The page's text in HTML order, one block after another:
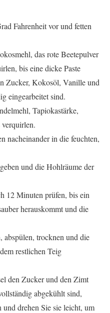
Fahrenheit vor und fetten
das rote Beetepulver
bis eine dicke Paste
Zucker, Kokosöl, Vanille und
eingearbeitet sind.
Tapiokastärke,
nacheinander in die feuchten,
und die Hohlräume der
12 Minuten prüfen, bis ein
herauskommt und die
abspülen, trocknen und die
restlichen Teig
den Zucker und den Zimt
abgekühlt sind,
drehen Sie sie leicht, um